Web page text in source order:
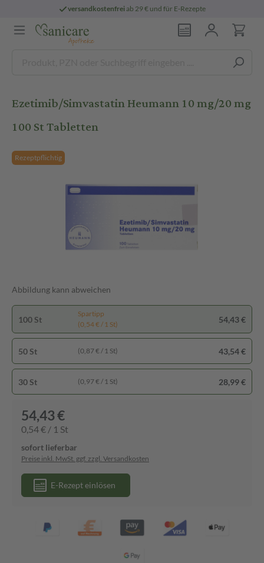
versandkostenfreiab 29 € und für E-Rezepte
Ezetimib/Simvastatin Heumann 10 mg/20 mg
100 St Tabletten
Rezeptpflichtig
Abbildung kann abweichen
100 St
Spartipp
(0,54 € / 1 St)
54,43 €
50 St (0,87 € / 1 St) 43,54 €
30 St (0,97 € / 1 St) 28,99 €
54,43 €
0,54 € / 1 St
sofort lieferbar
Preise inkl. MwSt. ggf. zzgl. Versandkosten
E-Rezept einlösen